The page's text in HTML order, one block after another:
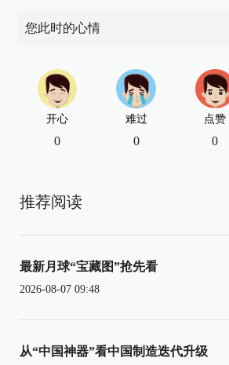
您此时的心情
开心
0
难过
0
点赞
0
推荐阅读
最新月球“宝藏图”抢先看
2026-08-07 09:48
从“中国神器”看中国制造迭代升级